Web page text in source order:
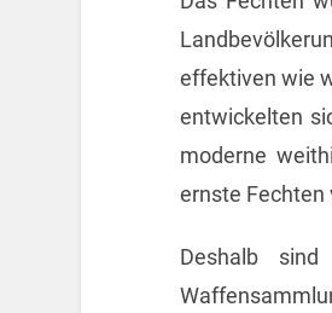
effektiven wie
entwickelten
moderne
ernste Fechten
Deshalb